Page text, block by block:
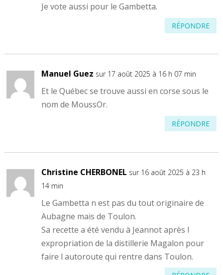
Je vote aussi pour le Gambetta.
RÉPONDRE
Manuel Guez sur 17 août 2025 à 16 h 07 min
Et le Québec se trouve aussi en corse sous le
nom de MoussOr.
RÉPONDRE
Christine CHERBONEL sur 16 août 2025 à 23 h
14 min
Le Gambetta n est pas du tout originaire de
Aubagne mais de Toulon.
Sa recette a été vendu à Jeannot après l
expropriation de la distillerie Magalon pour
faire l autoroute qui rentre dans Toulon.